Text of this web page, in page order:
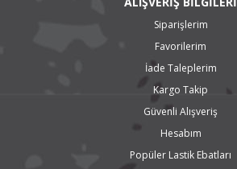
Siparişlerim
Favorilerim
İade Taleplerim
Kargo Takip
Güvenli Alışveriş
Hesabım
Popüler Lastik Ebatları